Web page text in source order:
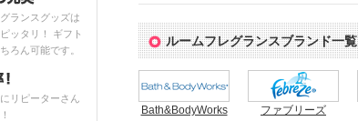
ランスグッズは
ッタリ！ ギフト
ろん可能です。
リピーターさん
ルームフレグランスブランド一覧
Bath&BodyWorks ファブリーズ